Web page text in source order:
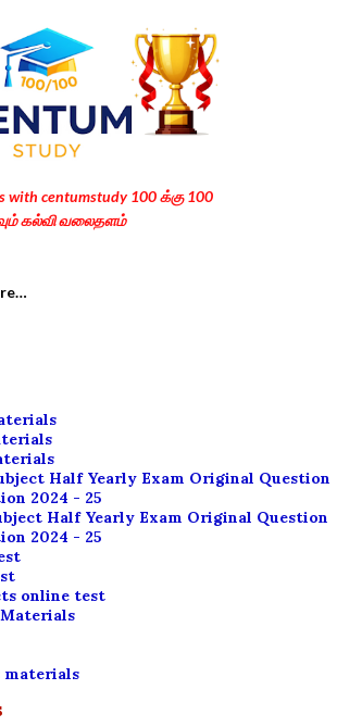
Skip to main content
with centumstudy 100 க்கு 100
கல்வி வலைதளம்
Half Yearly Exam Original Question
2024 - 25
Half Yearly Exam Original Question
2024 - 25
online test
Materials
materials